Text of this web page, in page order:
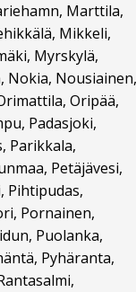
Marttila,
Mikkeli,
Myrskylä,
Nokia, Nousiainen,
Oripää,
Padasjoki,
Parikkala,
Petäjävesi,
Pihtipudas,
Pornainen,
Puolanka,
Pyhäranta,